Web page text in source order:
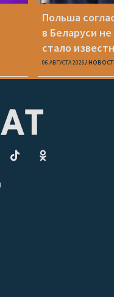
Польша
в Беларуси
стало
06 АВГУСТА 2026